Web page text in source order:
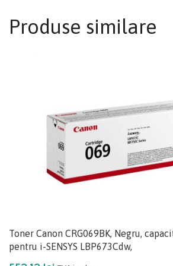
Produse similare
Toner Canon CRG069BK, Negru,
pentru i-SENSYS LBP673Cdw,